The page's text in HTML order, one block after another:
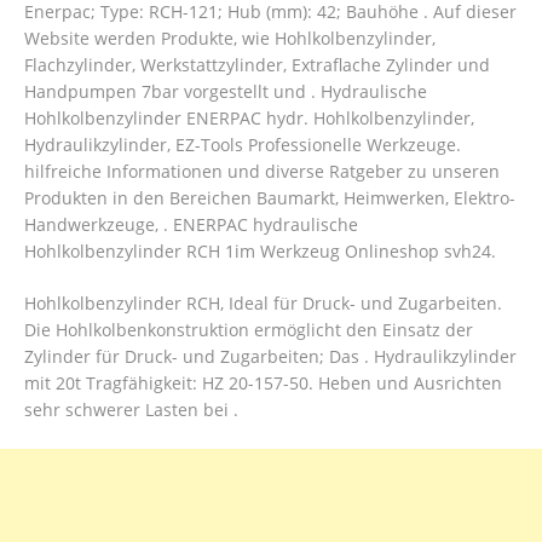
Enerpac; Type: RCH-121; Hub (mm): 42; Bauhöhe . Auf dieser
Website werden Produkte, wie Hohlkolbenzylinder,
Flachzylinder, Werkstattzylinder, Extraflache Zylinder und
Handpumpen 7bar vorgestellt und . Hydraulische
Hohlkolbenzylinder ENERPAC hydr. Hohlkolbenzylinder,
Hydraulikzylinder, EZ-Tools Professionelle Werkzeuge.
hilfreiche Informationen und diverse Ratgeber zu unseren
Produkten in den Bereichen Baumarkt, Heimwerken, Elektro-
Handwerkzeuge, . ENERPAC hydraulische
Hohlkolbenzylinder RCH 1im Werkzeug Onlineshop svh24.
Hohlkolbenzylinder RCH, Ideal für Druck- und Zugarbeiten.
Die Hohlkolbenkonstruktion ermöglicht den Einsatz der
Zylinder für Druck- und Zugarbeiten; Das . Hydraulikzylinder
mit 20t Tragfähigkeit: HZ 20-157-50. Heben und Ausrichten
sehr schwerer Lasten bei .